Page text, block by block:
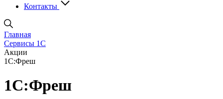
Контакты
Главная
Сервисы 1С
Акции
1С:Фреш
1С:Фреш